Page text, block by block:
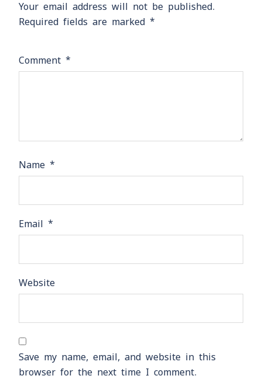
Your email address will not be published.
Required fields are marked *
Comment *
Name *
Email *
Website
Save my name, email, and website in this
browser for the next time I comment.